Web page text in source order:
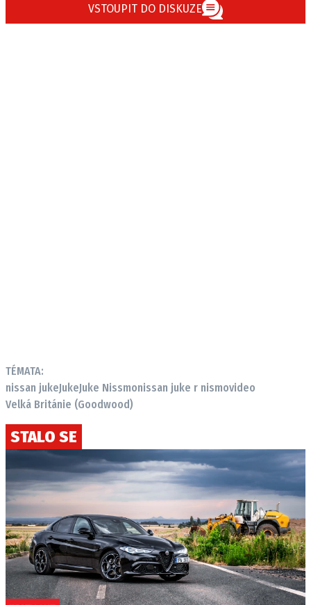
ETICKÝ KODEX
VSTOUPIT DO DISKUZE
TÉMATA:
nissan jukeJukeJuke Nissmonissan juke r nismovideo
Velká Británie (Goodwood)
STALO SE